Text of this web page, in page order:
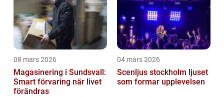
08 mars 2026
Magasinering i Sundsvall:
Smart förvaring när livet
förändras
04 mars 2026
Scenljus stockholm ljuset
som formar upplevelsen